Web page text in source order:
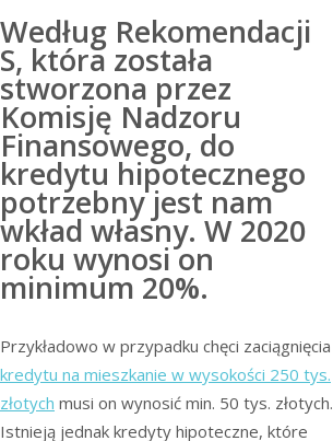
Według Rekomendacji
S, która została
stworzona przez
Komisję Nadzoru
Finansowego, do
kredytu hipotecznego
potrzebny jest nam
wkład własny. W 2020
roku wynosi on
minimum 20%.
Przykładowo w przypadku chęci zaciągnięcia
kredytu na mieszkanie w wysokości 250 tys.
złotych musi on wynosić min. 50 tys. złotych.
Istnieją jednak kredyty hipoteczne, które